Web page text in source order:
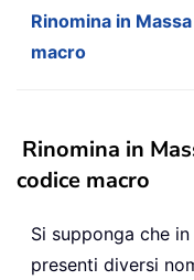
Rinomina in
macro
Rinomina in
codice macro
Si supponga che
presenti diversi